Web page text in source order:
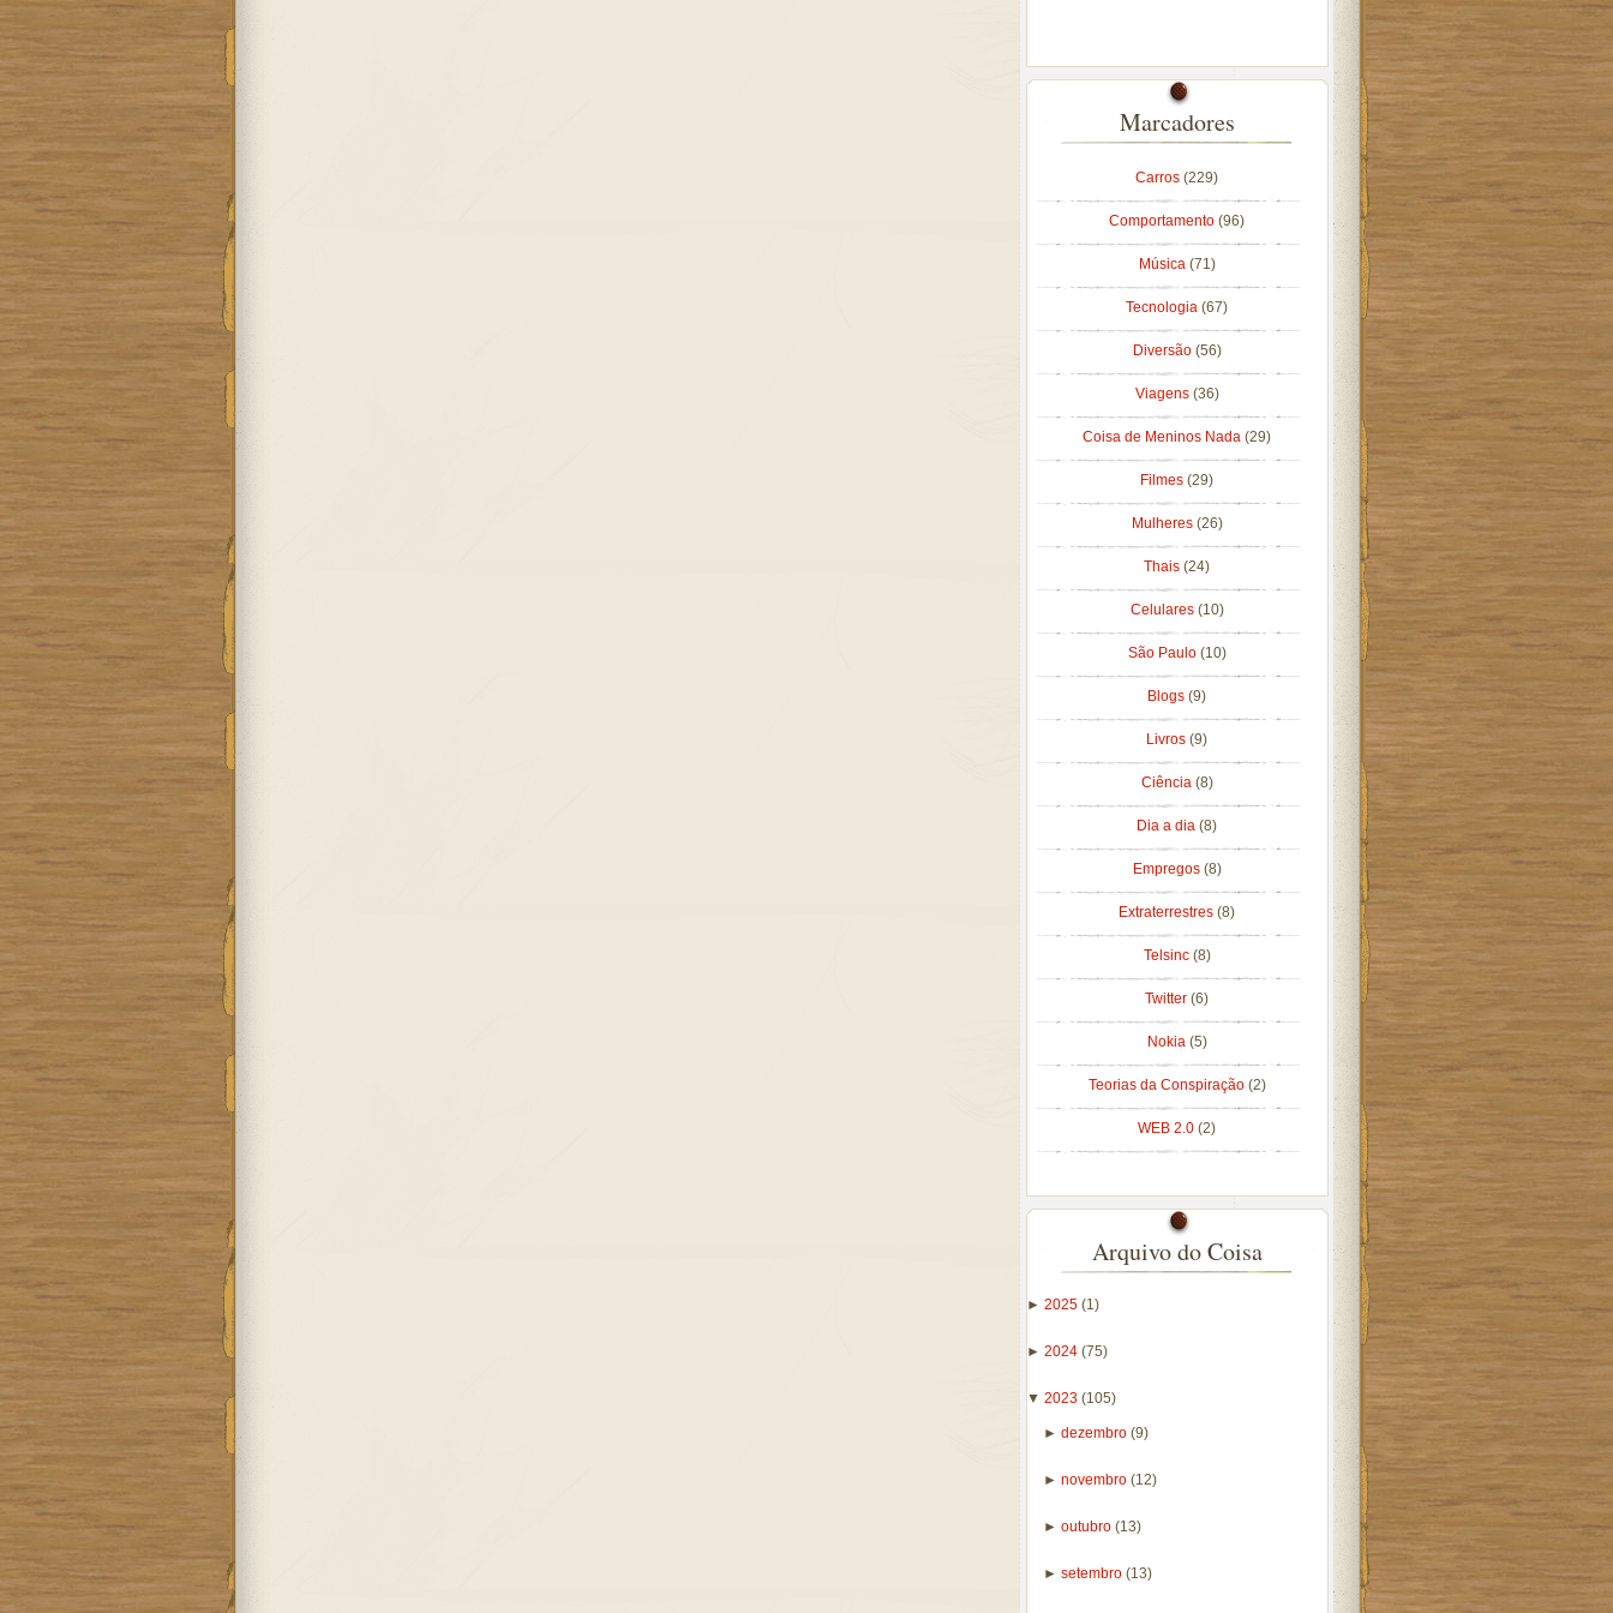
Marcadores
Carros (229)
Comportamento (96)
Música (71)
Tecnologia (67)
Diversão (56)
Viagens (36)
Coisa de Meninos Nada (29)
Filmes (29)
Mulheres (26)
Thais (24)
Celulares (10)
São Paulo (10)
Blogs (9)
Livros (9)
Ciência (8)
Dia a dia (8)
Empregos (8)
Extraterrestres (8)
Telsinc (8)
Twitter (6)
Nokia (5)
Teorias da Conspiração (2)
WEB 2.0 (2)
Arquivo do Coisa
► 2025 (1)
► 2024 (75)
▼ 2023 (105)
► dezembro (9)
► novembro (12)
► outubro (13)
► setembro (13)